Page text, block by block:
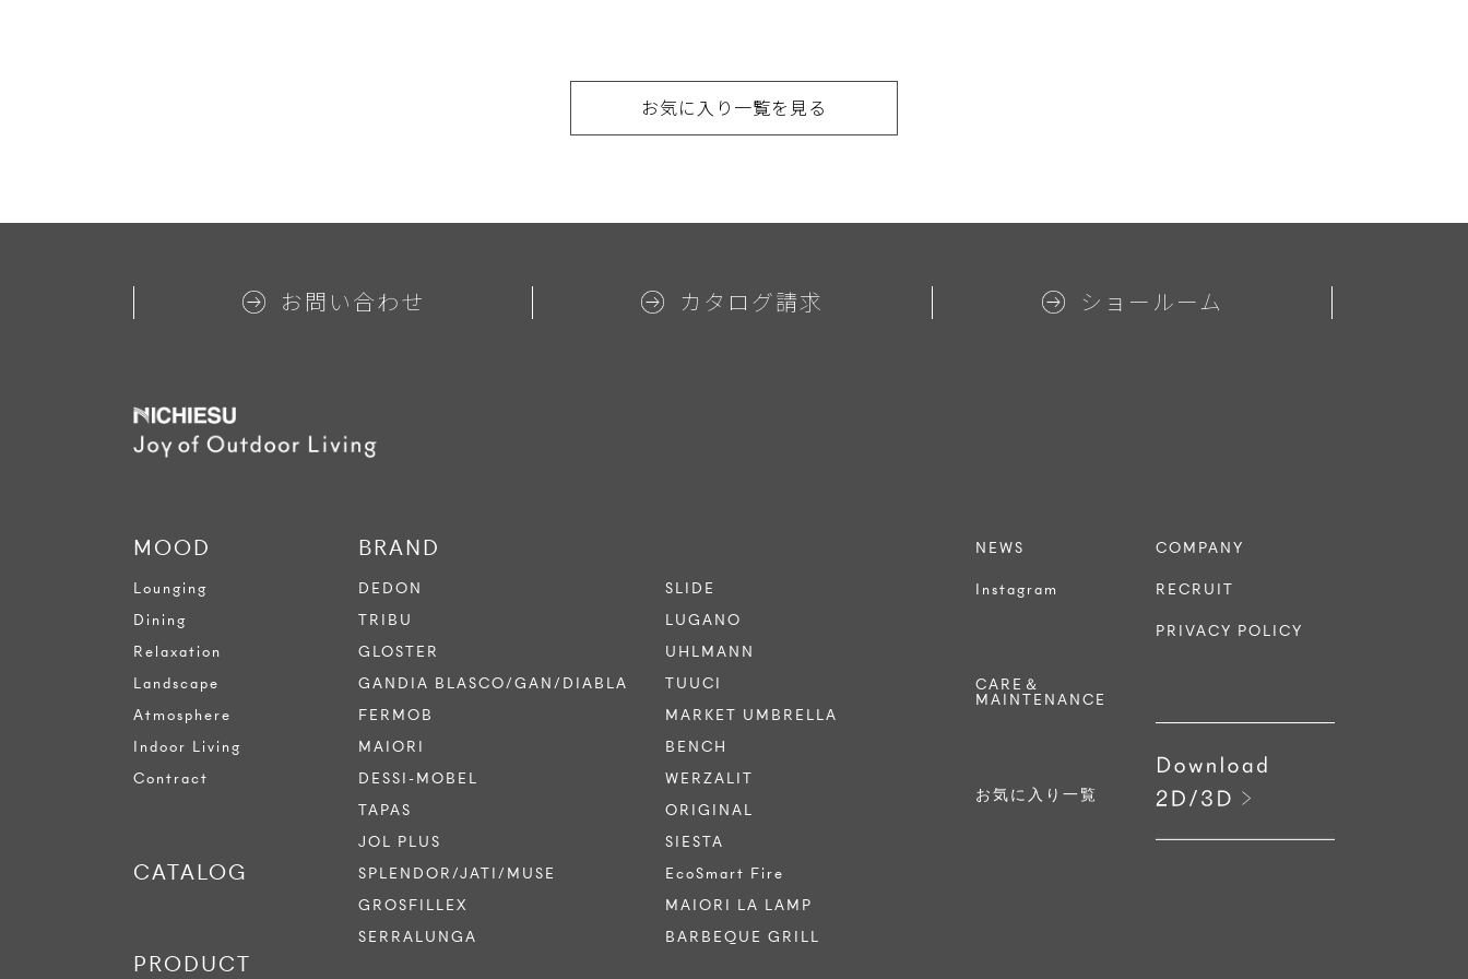
お気に入り一覧を見る
お問い合わせ カタログ請求 ショールーム
MOOD
Lounging
Dining
Relaxation
Landscape
Atmosphere
Indoor Living
Contract
CATALOG
PRODUCT
BRAND
DEDON
TRIBU
GLOSTER
GANDIA BLASCO/GAN/DIABLA
FERMOB
MAIORI
DESSI-MOBEL
TAPAS
JOL PLUS
SPLENDOR/JATI/MUSE
GROSFILLEX
SERRALUNGA
SLIDE
LUGANO
UHLMANN
TUUCI
MARKET UMBRELLA
BENCH
WERZALIT
ORIGINAL
SIESTA
EcoSmart Fire
MAIORI LA LAMP
BARBEQUE GRILL
NEWS
Instagram
CARE＆
MAINTENANCE
お気に入り一覧
COMPANY
RECRUIT
PRIVACY POLICY